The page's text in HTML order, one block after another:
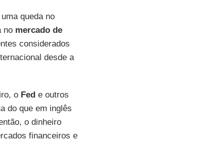
queda no
no mercado de
considerados
desde a
o Fede outros
do que em inglês
o dinheiro
financeiros e